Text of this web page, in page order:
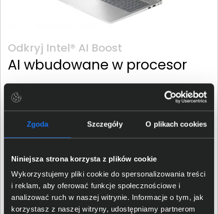
Zgoda Szczegóły O plikach cookies
Niniejsza strona korzysta z plików cookie
Wykorzystujemy pliki cookie do spersonalizowania treści
i reklam, aby oferować funkcje społecznościowe i
analizować ruch w naszej witrynie. Informacje o tym, jak
korzystasz z naszej witryny, udostępniamy partnerom
Odkryj Intel® AI Boost
AI wbudowane w procesor
Nowa hybrydowa architektura firmy Intel, zawarta w
każdym procesorze Core™ Ultra, integruje CPU, GPU i
NPU w jednym pakiecie. Pozwoli to na korzystanie z
nowych, ekscytujących możliwości sztucznej inteligencji.
Jako przykłady mogą posłużyć tłumaczenie języka w
Umożliwi to ponad 300 funkcji zintegrowanych w
produktach niezależnych dostawców oprogramowania
(ISV), które są akcelerowane przez AI. Jednocześnie
obsługa nawet długotrwałych, intensywnie
wykorzystujących sztuczną inteligencję obciążeniach,